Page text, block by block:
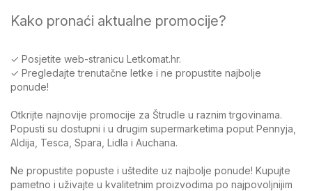
Kako pronaći aktualne promocije?
✓ Posjetite web-stranicu Letkomat.hr.
✓ Pregledajte trenutačne letke i ne propustite najbolje
ponude!
Otkrijte najnovije promocije za Štrudle u raznim trgovinama.
Popusti su dostupni i u drugim supermarketima poput Pennyja,
Aldija, Tesca, Spara, Lidla i Auchana.
Ne propustite popuste i uštedite uz najbolje ponude! Kupujte
pametno i uživajte u kvalitetnim proizvodima po najpovoljnijim